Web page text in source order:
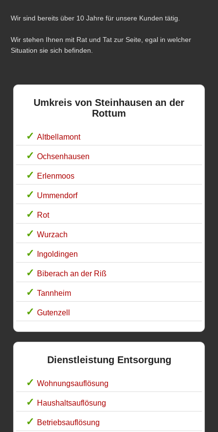
Wir sind bereits über 10 Jahre für unsere Kunden tätig.
Wir stehen Ihnen mit Rat und Tat zur Seite, egal in welcher
Situation sie sich befinden.
Umkreis von Steinhausen an der
Rottum
Altbellamont
Ochsenhausen
Erlenmoos
Ummendorf
Rot
Wurzach
Ingoldingen
Biberach an der Riß
Tannheim
Gutenzell
Dienstleistung Entsorgung
Wohnungsauflösung
Haushaltsauflösung
Betriebsauflösung